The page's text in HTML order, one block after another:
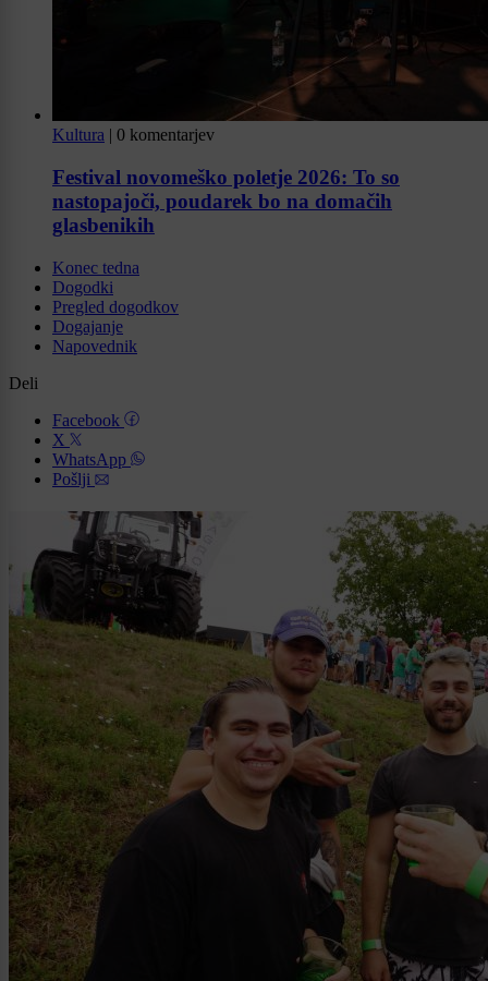
Kultura | 0 komentarjev
Festival novomeško poletje 2026: To so
nastopajoči, poudarek bo na domačih
glasbenikih
Konec tedna
Dogodki
Pregled dogodkov
Dogajanje
Napovednik
Deli
Facebook
X
WhatsApp
Pošlji